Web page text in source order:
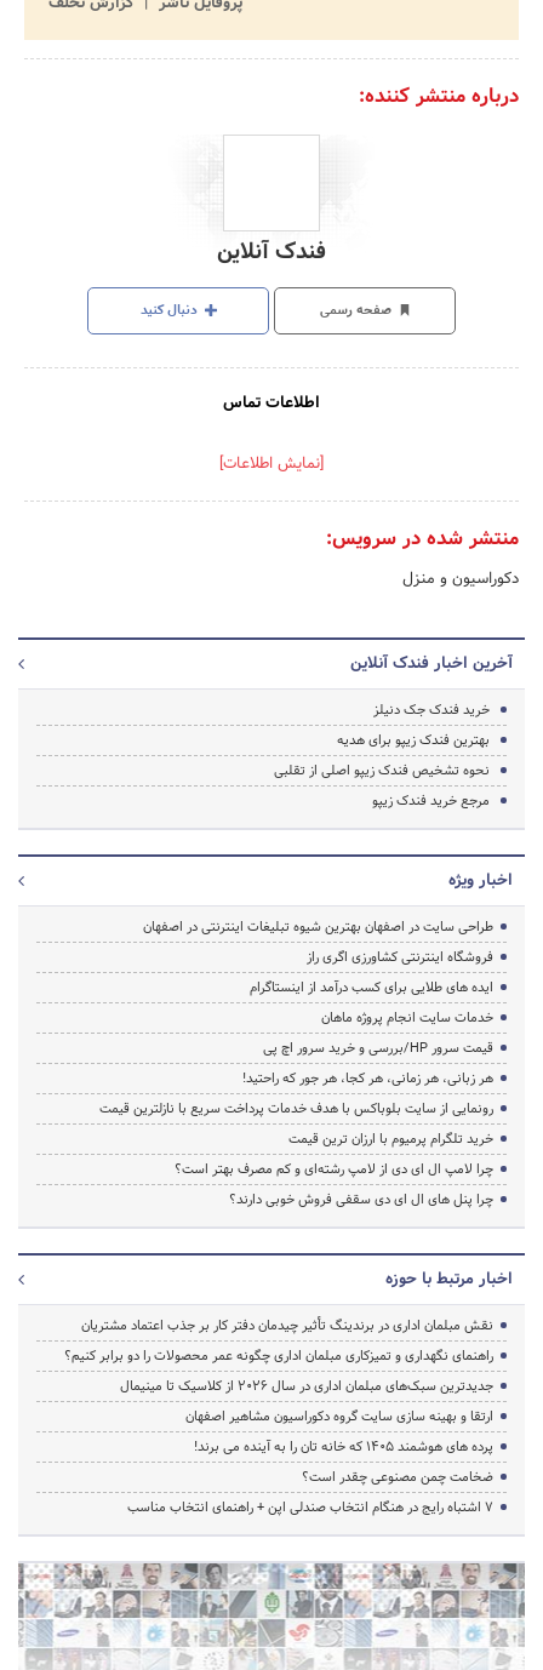
درباره منتشر کننده:
فندک آنلاین
صفحه رسمی دنبال کنید
اطلاعات تماس
[نمایش اطلاعات]
منتشر شده در سرویس:
دکوراسیون و منزل
آخرین اخبار فندک آنلاین
خرید فندک جک دنیلز
بهترین فندک زیپو برای هدیه
نحوه تشخیص فندک زیپو اصلی از تقلبی
مرجع خرید فندک زیپو
اخبار ویژه
طراحی سایت در اصفهان بهترین شیوه تبلیغات اینترنتی در اصفهان
فروشگاه اینترنتی کشاورزی اگری راز
ایده های طلایی برای کسب درآمد از اینستاگرام
خدمات سایت انجام پروژه ماهان
قیمت سرور HP/بررسی و خرید سرور اچ پی
هر زبانی، هر زمانی، هر کجا، هر جور که راحتید!
رونمایی از سایت بلوباکس با هدف خدمات پرداخت سریع با نازلترین قیمت
خرید تلگرام پرمیوم با ارزان ترین قیمت
چرا لامپ ال ای دی از لامپ رشته‌ای و کم مصرف بهتر است؟
چرا پنل های ال ای دی سقفی فروش خوبی دارند؟
اخبار مرتبط با حوزه
نقش مبلمان اداری در برندینگ تأثیر چیدمان دفتر کار بر جذب اعتماد مشتریان
راهنمای نگهداری و تمیزکاری مبلمان اداری چگونه عمر محصولات را دو برابر کنیم؟
جدیدترین سبک‌های مبلمان اداری در سال ۲۰۲۶ از کلاسیک تا مینیمال
ارتقا و بهینه سازی سایت گروه دکوراسیون مشاهیر اصفهان
پرده‌ های هوشمند ۱۴۰۵ که خانه‌ تان را به آینده می‌ برند!
ضخامت چمن مصنوعی چقدر است؟
۷ اشتباه رایج در هنگام انتخاب صندلی اپن + راهنمای انتخاب مناسب